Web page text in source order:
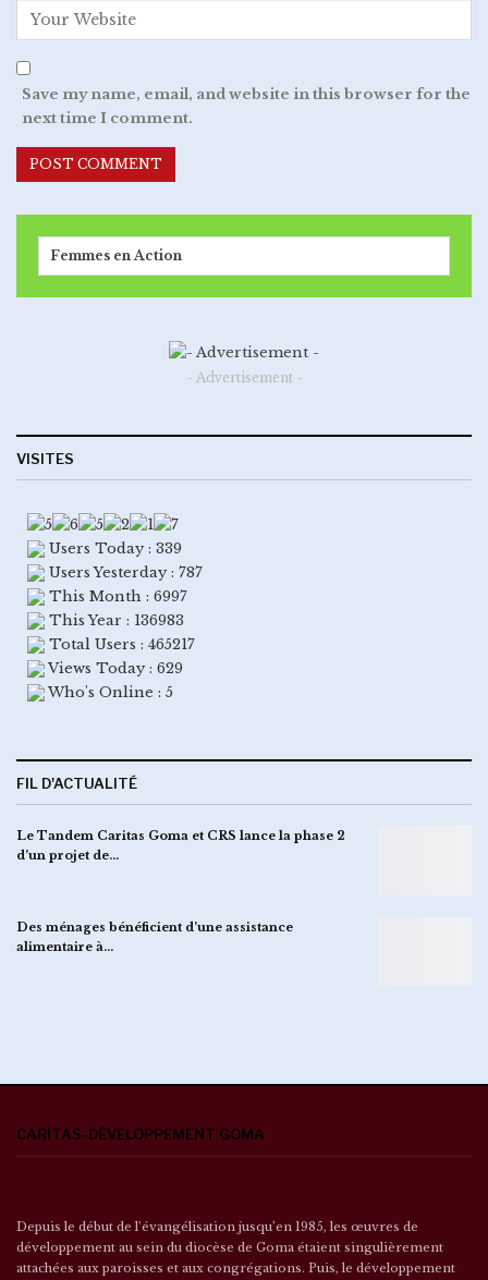
Save my name, email, and website in this browser for the
next time I comment.
Femmes en Action
- Advertisement -
VISITES
Users Today : 339
Users Yesterday : 787
This Month : 6997
This Year : 136983
Total Users : 465217
Views Today : 629
Who's Online : 5
FIL D'ACTUALITÉ
Le Tandem Caritas Goma et CRS lance la phase 2
d’un projet de…
Des ménages bénéficient d’une assistance
alimentaire à…
CARITAS-DÉVELOPPEMENT GOMA
Depuis le début de l’évangélisation jusqu’en 1985, les œuvres de
développement au sein du diocèse de Goma étaient singulièrement
attachées aux paroisses et aux congrégations. Puis, le développement